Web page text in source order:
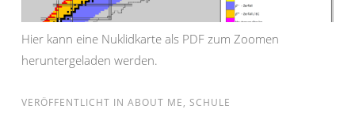
Hier kann eine Nuklidkarte als PDF zum Zoomen
heruntergeladen werden.
VERÖFFENTLICHT IN ABOUT ME, SCHULE